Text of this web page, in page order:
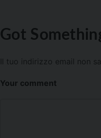
Got
Il tuo indirizzo email non
Your comment